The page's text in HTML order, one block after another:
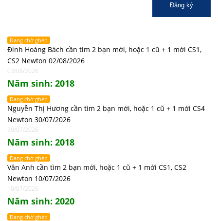
Đăng ký
Đang chờ ghép
Đinh Hoàng Bách cần tìm 2 bạn mới, hoặc 1 cũ + 1 mới CS1,
CS2 Newton 02/08/2026
03/08/2026
Năm sinh: 2018
Đang chờ ghép
Nguyễn Thị Hương cần tìm 2 bạn mới, hoặc 1 cũ + 1 mới CS4
Newton 30/07/2026
30/07/2026
Năm sinh: 2018
Đang chờ ghép
Vân Anh cần tìm 2 bạn mới, hoặc 1 cũ + 1 mới CS1, CS2
Newton 10/07/2026
10/07/2026
Năm sinh: 2020
Đang chờ ghép